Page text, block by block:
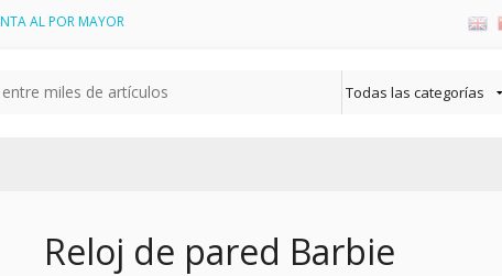
AL POR MAYOR
Reloj de pared Barbie